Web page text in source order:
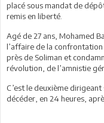
placé sous mandat de
remis en liberté.
Agé de 27 ans, Mohamed
l’affaire de la
près de Soliman et
révolution, de l’amnistie
C’est le deuxième
décéder, en 24 heures,